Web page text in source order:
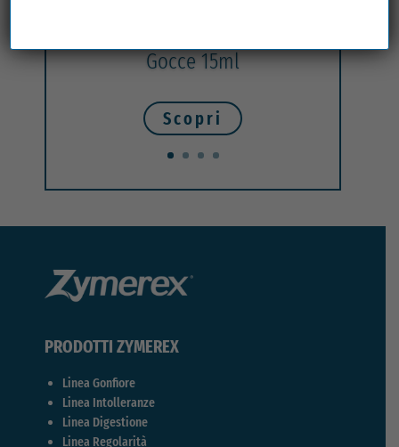
Gocce 15ml
Scopri
PRODOTTI ZYMEREX
Linea Gonfiore
Linea Intolleranze
Linea Digestione
Linea Regolarità